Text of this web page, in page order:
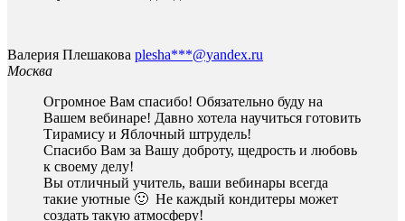
Валерия Плешакова plesha***@yandex.ru
Москва
Огромное Вам спасибо! Обязательно буду на
Вашем вебинаре! Давно хотела научиться готовить
Тирамису и Яблочный штрудель!
Спасибо Вам за Вашу доброту, щедрость и любовь
к своему делу!
Вы отличный учитель, ваши вебинары всегда
такие уютные 🙂 Не каждый кондитеры может
создать такую атмосферу!